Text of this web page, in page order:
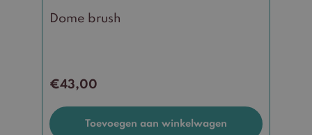
Dome brush
€43,00
Toevoegen aan winkelwagen